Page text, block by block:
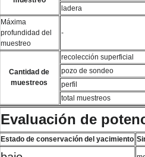
ladera
Máxima
profundidad del
muestreo
-
Cantidad de
muestreos
recolección superficial
pozo de sondeo
perfil
total muestreos
Evaluación de
Estado de conservación del yacimiento